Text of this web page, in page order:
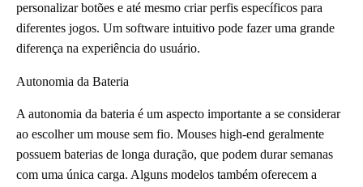
personalizar botões e até mesmo criar perfis específicos para
diferentes jogos. Um software intuitivo pode fazer uma grande
diferença na experiência do usuário.
Autonomia da Bateria
A autonomia da bateria é um aspecto importante a se considerar
ao escolher um mouse sem fio. Mouses high-end geralmente
possuem baterias de longa duração, que podem durar semanas
com uma única carga. Alguns modelos também oferecem a